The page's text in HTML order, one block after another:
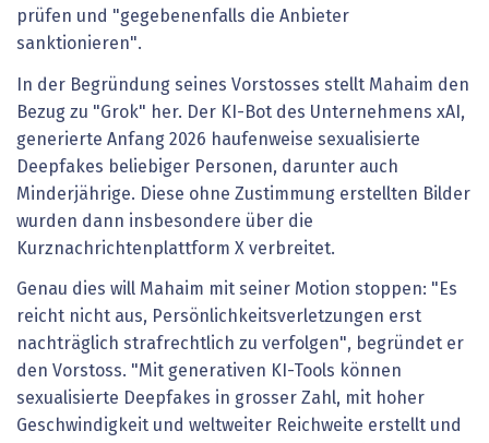
prüfen und "gegebenenfalls die Anbieter
sanktionieren".
In der Begründung seines Vorstosses stellt Mahaim den
Bezug zu "Grok" her. Der KI-Bot des Unternehmens xAI,
generierte Anfang 2026 haufenweise sexualisierte
Deepfakes beliebiger Personen, darunter auch
Minderjährige. Diese ohne Zustimmung erstellten Bilder
wurden dann insbesondere über die
Kurznachrichtenplattform X verbreitet.
Genau dies will Mahaim mit seiner Motion stoppen: "Es
reicht nicht aus, Persönlichkeitsverletzungen erst
nachträglich strafrechtlich zu verfolgen", begründet er
den Vorstoss. "Mit generativen KI-Tools können
sexualisierte Deepfakes in grosser Zahl, mit hoher
Geschwindigkeit und weltweiter Reichweite erstellt und